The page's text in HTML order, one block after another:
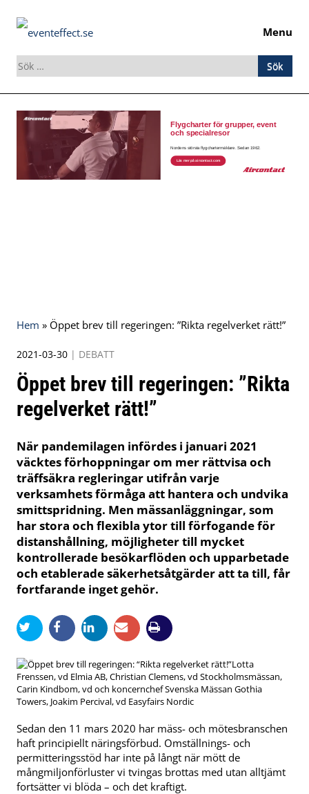
Menu
Sök
efter:
Skip
content
Hem » Öppet brev till regeringen: ”Rikta regelverket rätt!”
2021-03-30 | DEBATT
Öppet brev till regeringen: ”Rikta
regelverket rätt!”
När pandemilagen infördes i januari 2021
väcktes förhoppningar om mer rättvisa och
träffsäkra regleringar utifrån varje
verksamhets förmåga att hantera och undvika
smittspridning. Men mässanläggningar, som
har stora och flexibla ytor till förfogande för
distanshållning, möjligheter till mycket
kontrollerade besökarflöden och upparbetade
och etablerade säkerhetsåtgärder att ta till, får
fortfarande inget gehör.
Lotta
Frenssen, vd Elmia AB, Christian Clemens, vd Stockholmsmässan,
Carin Kindbom, vd och koncernchef Svenska Mässan Gothia
Towers, Joakim Percival, vd Easyfairs Nordic
Sedan den 11 mars 2020 har mäss- och mötesbranschen
haft principiellt näringsförbud. Omställnings- och
permitteringsstöd har inte på långt när mött de
mångmiljonförluster vi tvingas brottas med utan alltjämt
fortsätter vi blöda – och det kraftigt.